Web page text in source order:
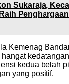
Sukaraja,
Kemenag
hangat
kedua belah
yang positif.